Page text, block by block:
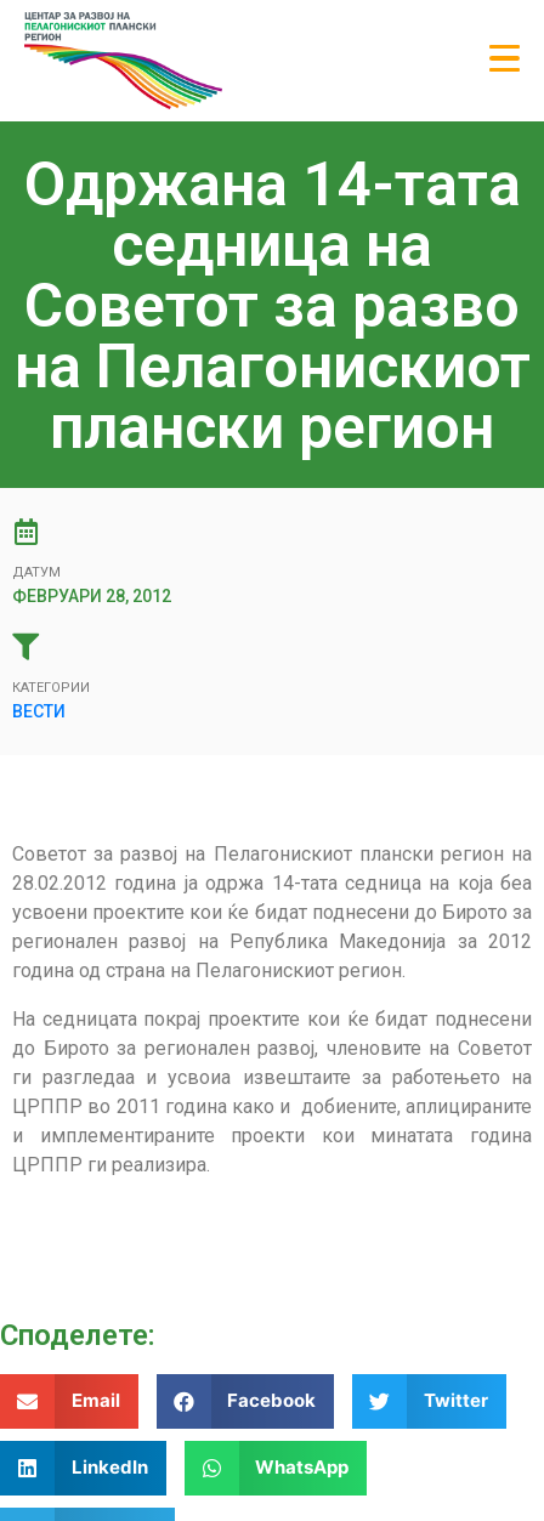
Одржана 14-тата
седница на
Советот за разво
на Пелагонискиот
плански регион
ДАТУМ
ФЕВРУАРИ 28, 2012
КАТЕГОРИИ
ВЕСТИ
Советот за развој на Пелагонискиот плански регион на
28.02.2012 година ја одржа 14-тата седница на која беа
усвоени проектите кои ќе бидат поднесени до Бирото за
регионален развој на Република Македонија за 2012
година од страна на Пелагонискиот регион.
На седницата покрај проектите кои ќе бидат поднесени
до Бирото за регионален развој, членовите на Советот
ги разгледаа и усвоиа извештаите за работењето на
ЦРППР во 2011 година како и добиените, аплицираните
и имплементираните проекти кои минатата година
ЦРППР ги реализира.
Споделeте:
Email Facebook Twitter
LinkedIn WhatsApp